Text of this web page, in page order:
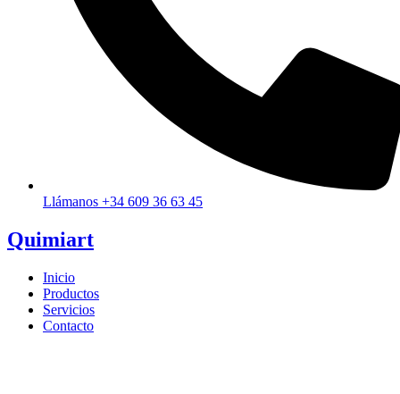
Llámanos +34 609 36 63 45
Quimiart
Inicio
Productos
Servicios
Contacto